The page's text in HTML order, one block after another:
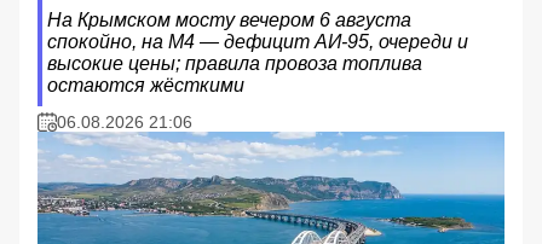
На Крымском мосту вечером 6 августа
спокойно, на М4 — дефицит АИ‑95, очереди и
высокие цены; правила провоза топлива
остаются жёсткими
06.08.2026 21:06